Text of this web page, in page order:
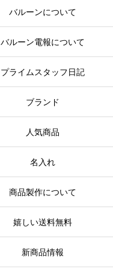
バルーンについて
バルーン電報について
プライムスタッフ日記
ブランド
人気商品
名入れ
商品製作について
嬉しい送料無料
新商品情報